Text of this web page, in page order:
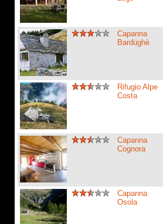
Capanna
Bardüghè
Rifugio Alpe
Costa
Capanna
Cognora
Capanna
Osola